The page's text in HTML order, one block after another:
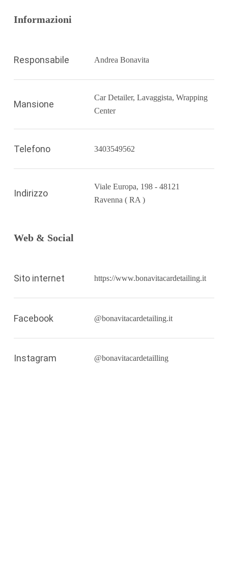
Informazioni
Responsabile Andrea Bonavita
Mansione
Car Detailer, Lavaggista, Wrapping
Center
Telefono 3403549562
Indirizzo
Viale Europa, 198 - 48121
Ravenna ( RA )
Web & Social
Sito internet https://www.bonavitacardetailing.it
Facebook @bonavitacardetailing.it
Instagram @bonavitacardetailling